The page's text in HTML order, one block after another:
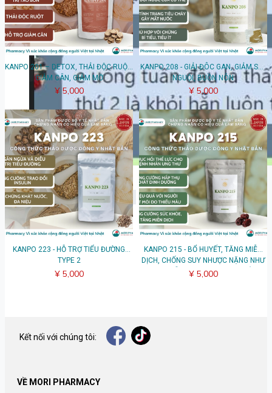
1 2
KANPO 201 – DETOX, THẢI ĐỘC RUỘT,
GIẢM CÂN, GIẢM MỠ
¥ 5,000
KANPO 223 - HỖ TRỢ TIỂU ĐƯỜNG
TYPE 2
¥ 5,000
KANPO 208 - GIẢI ĐÔC GAN, GIẢM SAY
NGUỘI, BUỒN NÔN
¥ 5,000
KANPO 215 - BỔ HUYẾT, TĂNG MIỄN
DỊCH, CHỐNG SUY NHƯỢC NẶNG NHƯ
SAU PHẪU THUẬT, UNG THƯ, ỐM
¥ 5,000
VỀ MORI PHARMACY
Kết nối với chúng tôi: